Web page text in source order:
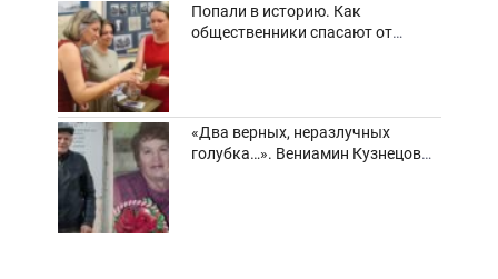
Попали в историю. Как
общественники спасают от
«Два верных, неразлучных
голубка…». Вениамин Кузнецов